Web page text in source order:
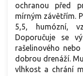
ochranou před
mírným závětřím.
5,5, humózní,
Doporučuje se
rašelinového
dobrou drenáží.
vlhkost a chrání